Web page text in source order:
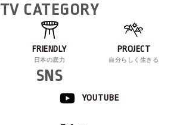
TV CATEGORY
FRIENDLY
日本の底力
PROJECT
自分らしく生きる
SNS
YOUTUBE